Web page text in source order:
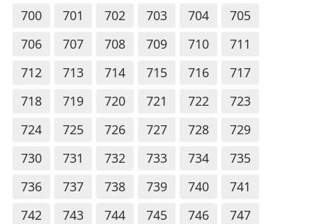
700
701 702 703 704
705
706
707 708 709 710
711
712
713 714 715 716
717
718
719 720 721 722
723
724
725 726 727 728
729
730
731 732 733 734
735
736
737 738 739 740
741
742
743 744 745 746
747